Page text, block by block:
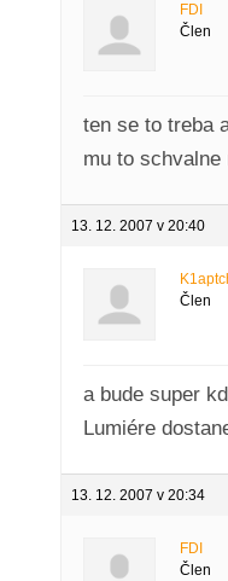
FDI
Člen
ten se to treba
mu to schvalne
13. 12. 2007 v 20:40
Člen
a bude super
Lumiére
13. 12. 2007 v 20:34
FDI
Člen